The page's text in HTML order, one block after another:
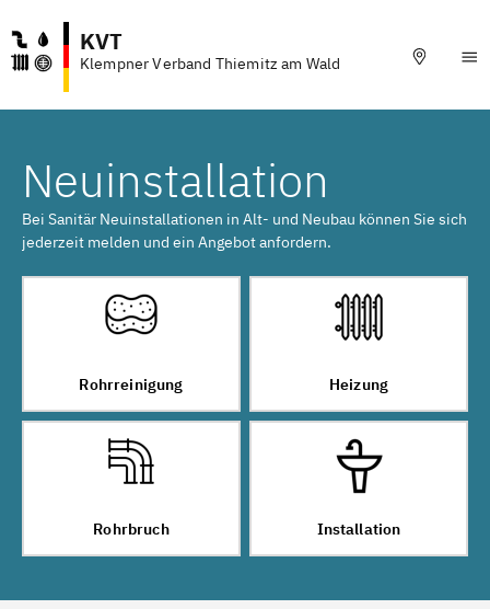
KVT
Klempner Verband Thiemitz am Wald
Neuinstallation
Bei Sanitär Neuinstallationen in Alt- und Neubau können Sie sich
jederzeit melden und ein Angebot anfordern.
Rohrreinigung Heizung
Rohrbruch Installation